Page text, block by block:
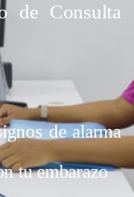
de Consulta
de alarma
tu embarazo